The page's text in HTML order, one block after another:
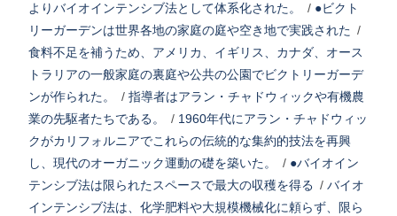
よりバイオインテンシブ法として体系化された。
/ ●ビクト
リーガーデンは世界各地の家庭の庭や空き地で実践された /
食料不足を補うため、アメリカ、イギリス、カナダ、オース
トラリアの一般家庭の裏庭や公共の公園でビクトリーガーデ
ンが作られた。
/ 指導者はアラン・チャドウィックや有機農
業の先駆者たちである。
/ 1960年代にアラン・チャドウィッ
クがカリフォルニアでこれらの伝統的な集約的技法を再興
し、現代のオーガニック運動の礎を築いた。
/ ●バイオイン
テンシブ法は限られたスペースで最大の収穫を得る / バイオ
インテンシブ法は、化学肥料や大規模機械化に頼らず、限ら